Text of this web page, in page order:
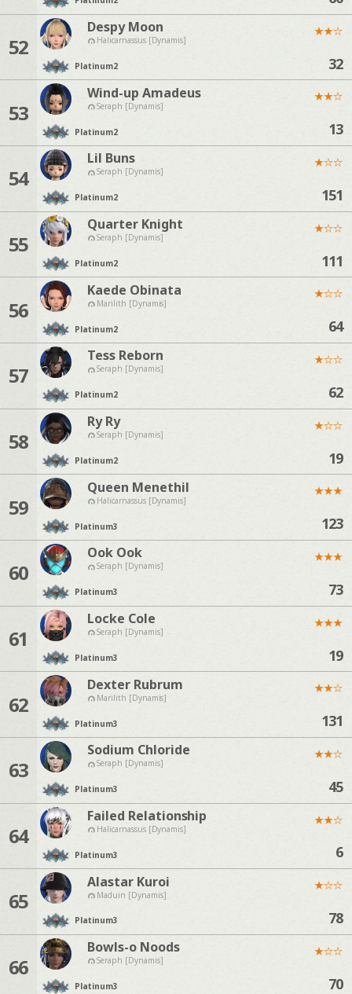
52
Despy Moon
Halicarnassus [Dynamis]
Platinum2
★★☆
32
53
Wind-up Amadeus
Seraph [Dynamis]
Platinum2
★★☆
13
54
Lil Buns
Seraph [Dynamis]
Platinum2
★☆☆
151
55
Quarter Knight
Seraph [Dynamis]
Platinum2
★☆☆
111
56
Kaede Obinata
Marilith [Dynamis]
Platinum2
★☆☆
64
57
Tess Reborn
Seraph [Dynamis]
Platinum2
★☆☆
62
58
Ry Ry
Seraph [Dynamis]
Platinum2
★☆☆
19
59
Queen Menethil
Halicarnassus [Dynamis]
Platinum3
★★★
123
60
Ook Ook
Seraph [Dynamis]
Platinum3
★★★
73
61
Locke Cole
Seraph [Dynamis]
Platinum3
★★★
19
62
Dexter Rubrum
Marilith [Dynamis]
Platinum3
★★☆
131
63
Sodium Chloride
Seraph [Dynamis]
Platinum3
★★☆
45
64
Failed Relationship
Halicarnassus [Dynamis]
Platinum3
★★☆
6
65
Alastar Kuroi
Maduin [Dynamis]
Platinum3
★☆☆
78
66
Bowls-o Noods
Seraph [Dynamis]
Platinum3
★☆☆
70